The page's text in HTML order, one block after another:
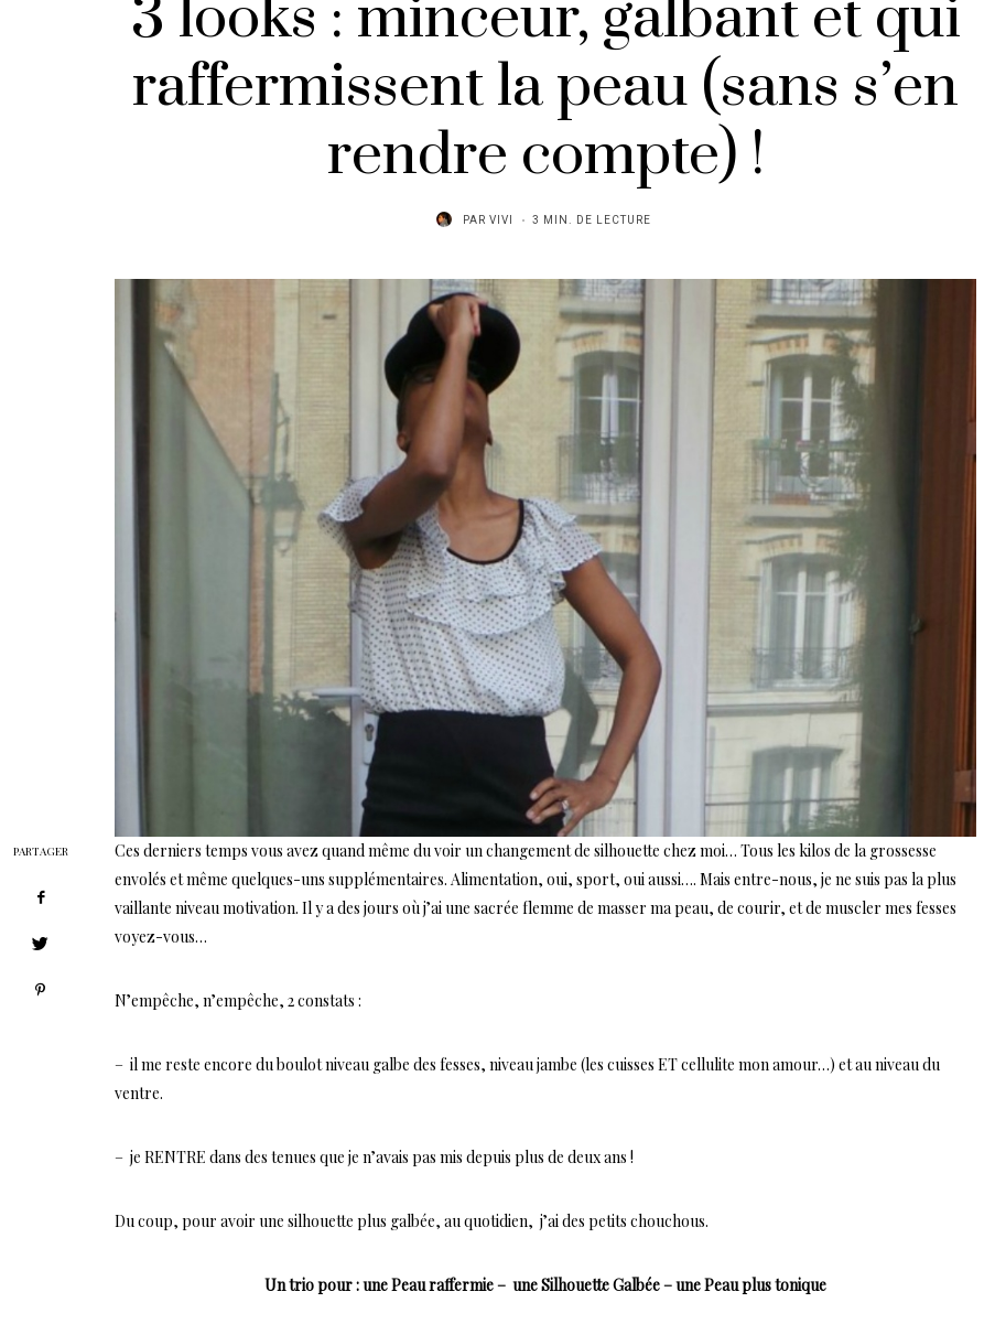
3 looks : minceur, galbant et qui
raffermissent la peau (sans s’en
rendre compte) !
PAR VIVI 3 MIN. DE LECTURE
Ces derniers temps vous avez quand même du voir un changement de silhouette chez moi… Tous les kilos de la grossesse
envolés et même quelques-uns supplémentaires. Alimentation, oui, sport, oui aussi…. Mais entre-nous, je ne suis pas la plus
vaillante niveau motivation. Il y a des jours où j’ai une sacrée flemme de masser ma peau, de courir, et de muscler mes fesses
voyez-vous…
N’empêche, n’empêche, 2 constats :
– il me reste encore du boulot niveau galbe des fesses, niveau jambe (les cuisses ET cellulite mon amour…) et au niveau du
ventre.
– je RENTRE dans des tenues que je n’avais pas mis depuis plus de deux ans !
Du coup, pour avoir une silhouette plus galbée, au quotidien, j’ai des petits chouchous.
Un trio pour : une Peau raffermie – une Silhouette Galbée – une Peau plus tonique
PARTAGER